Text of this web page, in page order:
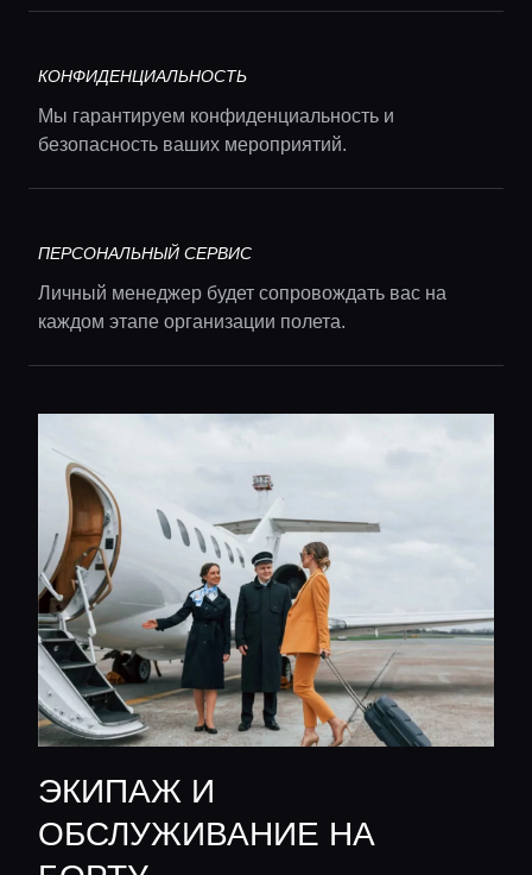
Главная
Локации
Консьерж сервис
Lifestyle журнал
КОНФИДЕНЦИАЛЬНОСТЬ
Мы гарантируем конфиденциальность и
безопасность ваших мероприятий.
ПЕРСОНАЛЬНЫЙ СЕРВИС
Личный менеджер будет сопровождать вас на
каждом этапе организации полета.
ЭКИПАЖ И
ОБСЛУЖИВАНИЕ НА